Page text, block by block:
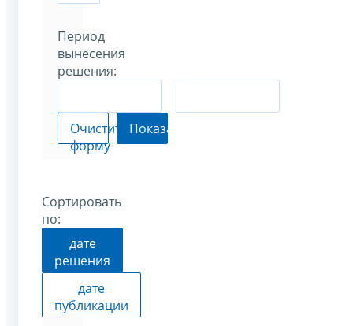
Период
вынесения
решения:
Очистить
форму
Показать
Сортировать
по:
дате
решения
дате
публикации